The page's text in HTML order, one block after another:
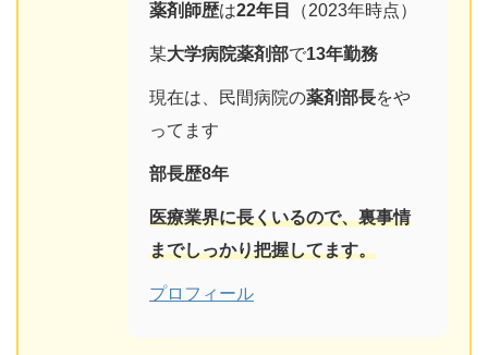
薬剤師歴は22年目 （2023年時点）
某大学病院薬剤部で13年勤務
現在は、民間病院の薬剤部長をや
ってます
部長歴8年
医療業界に長くいるので、裏事情
までしっかり把握してます。
プロフィール